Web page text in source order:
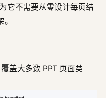
它不需要从零设计每页结
盖大多数 PPT 页面类